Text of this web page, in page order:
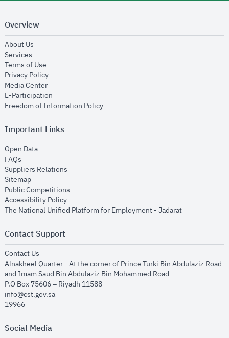
Overview
About Us
Services
Terms of Use
Privacy Policyopens in new window
Media Centeropens in new window
E-Participation
Freedom of Information Policyopens in new window
Important Links
Open Dataopens in new window
FAQs
Suppliers Relations
Sitemapopens in new window
Public Competitions
Accessibility Policyopens in new window
The National Unified Platform for Employment - Jadaratopens in new
Contact Support
Contact Us
Alnakheel Quarter - At the corner of Prince Turki Bin Abdulaziz Road
and Imam Saud Bin Abdulaziz Bin Mohammed Road​
P.O Box 75606 – Riyadh 11588
info@cst.gov.sa
19966
Social Media